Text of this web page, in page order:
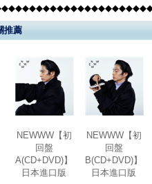
推薦
NEWWW【初
回盤
A(CD+DVD)】
日本進口版
NEWWW【初
回盤
B(CD+DVD)】
日本進口版